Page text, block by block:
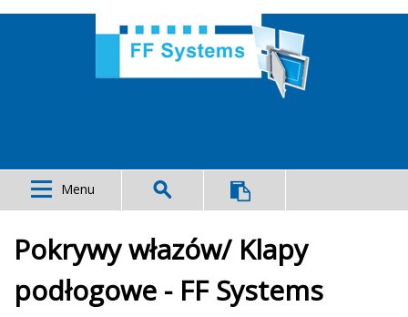
Menu
Pokrywy włazów/ Klapy
podłogowe - FF Systems